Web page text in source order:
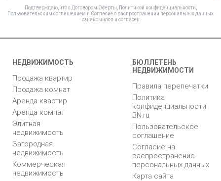
Подтверждаю, что с Договором Оферты Политикой конфиденциальности
Пользовательским соглашением и Согласие о распространении персональных данных
ознакомился и согласен
НЕДВИЖИМОСТЬ
Продажа квартир
Продажа комнат
Аренда квартир
Аренда комнат
Элитная
недвижимость
Загородная
недвижимость
Коммерческая
недвижимость
БЮЛЛЕТЕНЬ
НЕДВИЖИМОСТИ
Правила перепечатки
Политика
конфиденциальности
BN.ru
Пользовательское
соглашение
Согласие на
распространение
персональных данных
Карта сайта